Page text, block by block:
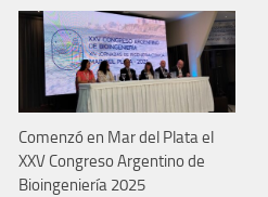
Comenzó en Mar del Plata el
XXV Congreso Argentino de
Bioingeniería 2025